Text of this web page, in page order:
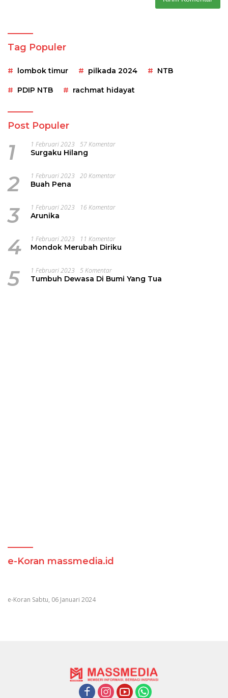
Tag Populer
lombok timur pilkada 2024 NTB
PDIP NTB rachmat hidayat
Post Populer
1 1 Februari 2023 57 Komentar
Surgaku Hilang
2 1 Februari 2023 20 Komentar
Buah Pena
3 1 Februari 2023 16 Komentar
Arunika
4 1 Februari 2023 11 Komentar
Mondok Merubah Diriku
5 1 Februari 2023 5 Komentar
Tumbuh Dewasa Di Bumi Yang Tua
e-Koran massmedia.id
e-Koran Sabtu, 06 Januari 2024